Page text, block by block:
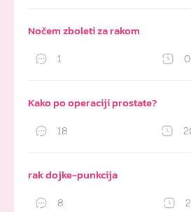
Nočem zboleti za rakom
1
Kako po operaciji prostate?
18
rak dojke-punkcija
8